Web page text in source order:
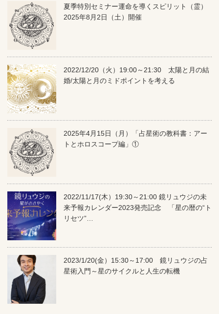
夏季特別セミナー運命を導くスピリット（霊）
2025年8月2日（土）開催
2022/12/20（火）19:00～21:30 太陽と月の結
婚/太陽と月のミドポイントを考える
2025年4月15日（月）「占星術の教科書：アー
トとホロスコープ編」①
2022/11/17(木）19:30～21:00 鏡リュウジの未
来予報カレンダー2023発売記念 「星の暦の“ト
リセツ”…
2023/1/20(金）15:30～17:00 鏡リュウジの占
星術入門～星のサイクルと人生の転機